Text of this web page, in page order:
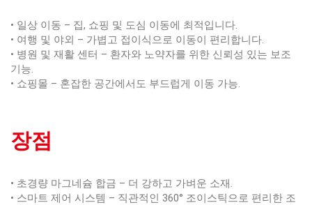
• 일상 이동 – 집, 쇼핑 및 도심 이동에 최적입니다.
• 여행 및 야외 – 가볍고 접이식으로 이동이 편리합니다.
• 병원 및 재활 센터 – 환자와 노약자를 위한 신뢰성 있는 보조
기능.
• 쇼핑몰 – 혼잡한 공간에서도 부드럽게 이동 가능.
장점
• 초경량 마그네슘 합금 – 더 강하고 가벼운 소재.
• 스마트 제어 시스템 – 직관적인 360° 조이스틱으로 편리한 조